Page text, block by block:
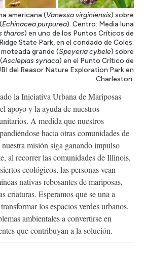
americana (Vanessa virginiensis) sobre
Echinacea purpurea). Centro: Media luna
tharos) en uno de los Puntos Críticos de
State Park, en el condado de Coles.
grande (Speyeria cybele) sobre
Asclepias syriaca) en el Punto Crítico de
del Reasor Nature Exploration Park en
Charleston.
la Iniciativa Urbana de Mariposas
apoyo y la ayuda de nuestros
A medida que nuestros
hacia otras comunidades de
misión siga ganando impulso
al recorrer las comunidades de Illinois,
ecológicos, las personas vean
nativas rebosantes de mariposas,
criaturas. Esperamos que se una a
los espacios verdes urbanos,
ambientales a convertirse en
que contribuyan a la solución.